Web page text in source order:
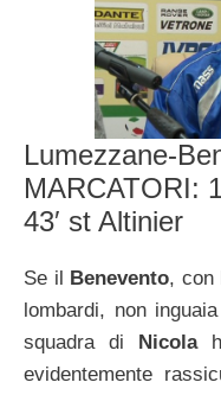
Lumezzane-
MARCATORI:
43′ st Altinier
Se il Benevento, con
lombardi, non
squadra di Nicola
evidentemente